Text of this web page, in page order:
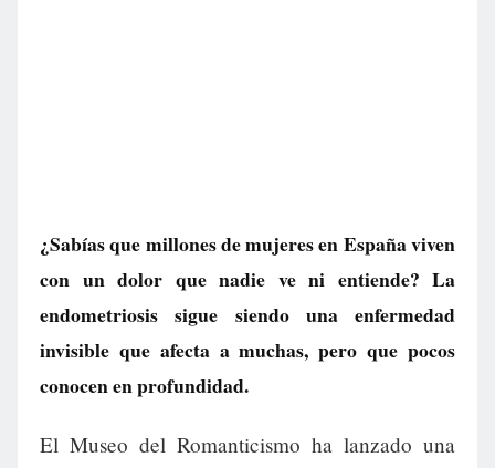
¿Sabías que millones de mujeres en España viven
con un dolor que nadie ve ni entiende? La
endometriosis sigue siendo una enfermedad
invisible que afecta a muchas, pero que pocos
conocen en profundidad.
El Museo del Romanticismo ha lanzado una